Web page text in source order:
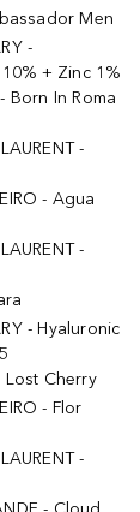
Men
-
+ Zinc 1%
Born In Roma
-
- Agua
-
- Hyaluronic
Lost Cherry
- Flor
-